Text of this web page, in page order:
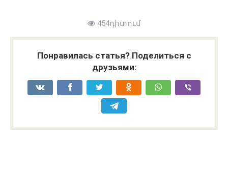
454դիտում
Понравилась статья? Поделиться с
друзьями: